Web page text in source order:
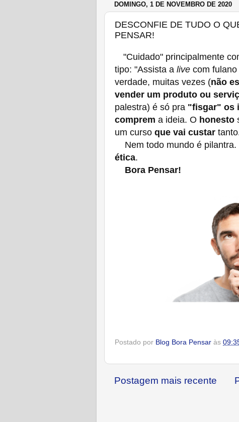
DOMINGO, 1 DE NOVEMBRO DE 2020
DESCONFIE DE TUDO O
PENSAR!
"Cuidado" principalmente
tipo: "Assista a live com
verdade, muitas vezes (não
vender um produto ou
palestra) é só pra "fisgar" os
comprem a ideia. O honesto
um curso que vai custar
Nem todo mundo é pilantra.
ética.
Bora Pensar!
Postado por Blog Bora Pensar às
Postagem mais recente